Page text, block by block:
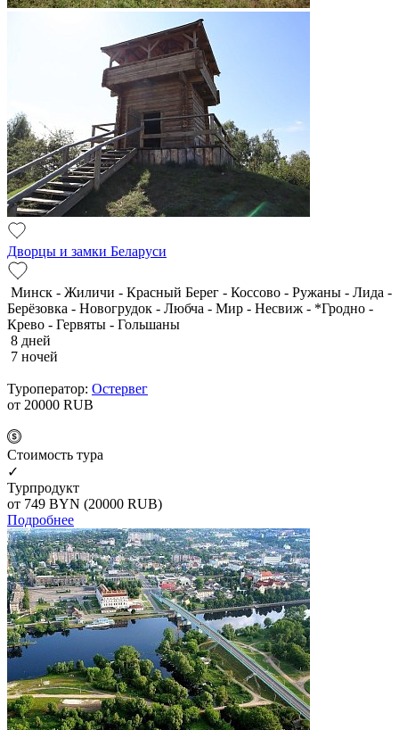
Дворцы и замки Беларуси
Минск - Жиличи - Красный Берег - Коссово - Ружаны - Лида -
Берёзовка - Новогрудок - Любча - Мир - Несвиж - *Гродно -
Крево - Гервяты - Гольшаны
8 дней
7 ночей
Туроператор: Остервег
от 20000 RUB
Cтоимость тура
✓
Турпродукт
от 749 BYN (20000 RUB)
Подробнее